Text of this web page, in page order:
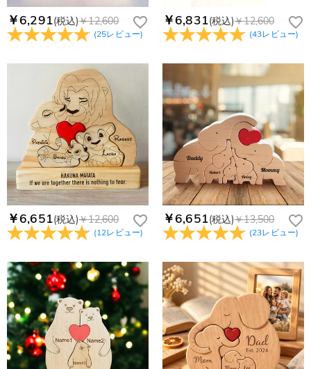
service@drawelry.jp】までご連絡ください。ご連絡頂く時に注
文番号もお送りください。
Drawelryからのメールが届いていない場合、次の可能性が考え
られます。原因①迷惑メールフォルダに移動されている。解決
策：迷惑メールフォルダに届いているDrawelryからのメールを
メールが正しく届くように、迷惑メールフィルターの設定を変
更してください。原因②通信状態などによりメールの到着が遅
れている。解決策：数時間たっても届かない場合は、今後お送
りするメールも遅れる可能性がありますので、別のメールアド
レスからお名前とご住所を記載したメールを
service@drawelry.jp へ送信してください。原因③メールアド
レスの入力に誤りがある。解決策：お名前とご住所を記載した
メールを service@drawelry.jp へ送信してください。
支払方法は何がありますか？
Paypal、ApplePay、GooglePayからお選びいただけます。
コンビニ前払いのお支払い期限はご注文から 6 日間となりま
す。
支払い情報は保護されますか？
お支払い情報は高度なセキュリティで保護されております。お
客様のお支払い情報は当社のサーバーに一切保存されません。
Paypal又はクレジットカート発行会社によって処理されます。
個人情報は保護されますか？
当社では、個人情報保護を目的としたコンプライアンスに則
り、プライバシーポリシーを定めています。お客様に安心かつ
安全にご利用いただけるよう最善の注意を払い、個人情報を厳
重に取り扱っています。 詳細はプライバシーポリシーまでご
確認ください
￥6,291(税込)￥12,600
(25レビュー)
￥6,831(税込)￥12,600
(43レビュー)
￥6,651(税込)￥12,600
(12レビュー)
￥6,651(税込)￥13,500
(23レビュー)